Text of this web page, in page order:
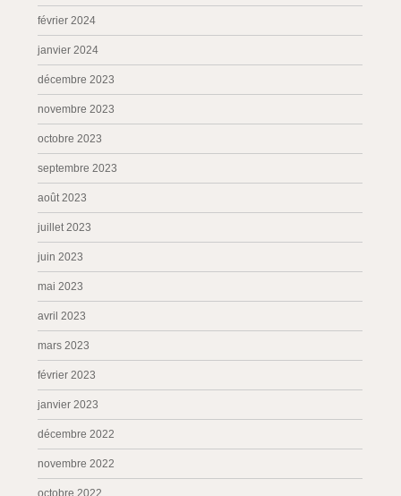
février 2024
janvier 2024
décembre 2023
novembre 2023
octobre 2023
septembre 2023
août 2023
juillet 2023
juin 2023
mai 2023
avril 2023
mars 2023
février 2023
janvier 2023
décembre 2022
novembre 2022
octobre 2022